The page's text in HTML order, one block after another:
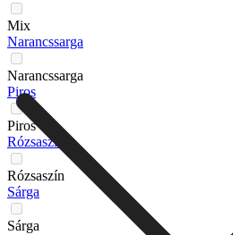
Mix
Narancssarga
Narancssarga
Piros
Piros
Rózsaszín
Rózsaszín
Sárga
Sárga